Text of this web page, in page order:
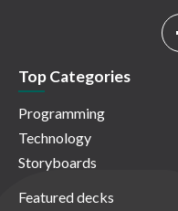
Top Categories
Programming
Technology
Storyboards
Featured decks